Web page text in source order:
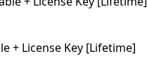
+ License Key [Lifetime]